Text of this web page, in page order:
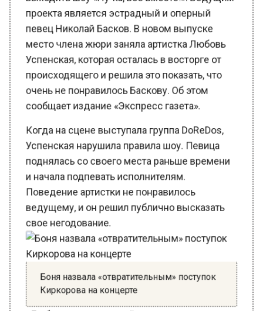
певец Николай Басков. В новом выпуске
место члена жюри заняла артистка Любовь
Успенская, которая осталась в восторге от
происходящего и решила это показать, что
очень не понравилось Баскову. Об этом
сообщает издание «Экспресс газета».
Когда на сцене выступала группа DoReDos,
Успенская нарушила правила шоу. Певица
поднялась со своего места раньше времени
и начала подпевать исполнителям.
Поведение артистки не понравилось
ведущему, и он решил публично высказать
свое негодование.
Боня назвала «отвратительным» поступок
Киркорова на концерте